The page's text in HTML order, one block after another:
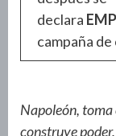
declara
campaña
Napoleón,
construye